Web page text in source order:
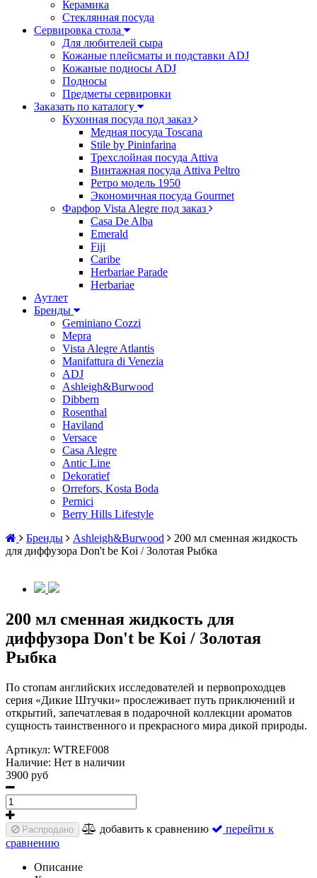
Керамика
Стеклянная посуда
Сервировка стола
Для любителей сыра
Кожаные плейсматы и подставки ADJ
Кожаные подносы ADJ
Подносы
Предметы сервировки
Заказать по каталогу
Кухонная посуда под заказ
Медная посуда Toscana
Stile by Pininfarina
Трехслойная посуда Attiva
Винтажная посуда Attiva Peltro
Ретро модель 1950
Экономичная посуда Gourmet
Фарфор Vista Alegre под заказ
Casa De Alba
Emerald
Fiji
Caribe
Herbariae Parade
Herbariae
Аутлет
Бренды
Geminiano Cozzi
Mepra
Vista Alegre Atlantis
Manifattura di Venezia
ADJ
Ashleigh&Burwood
Dibbern
Rosenthal
Haviland
Versace
Casa Alegre
Antic Line
Dekoratief
Orrefors, Kosta Boda
Pernici
Berry Hills Lifestyle
Бренды
Ashleigh&Burwood
200 мл сменная жидкость
для диффузора Don't be Koi / Золотая Рыбка
200 мл сменная жидкость для
диффузора Don't be Koi / Золотая
Рыбка
По стопам английских исследователей и первопроходцев
серия «Дикие Штучки» прослеживает путь приключений и
открытий, запечатлевая в подарочной коллекции ароматов
сущность таинственного и прекрасного мира дикой природы.
Артикул: WTREF008
Наличие: Нет в наличии
3900 руб
Распродано добавить к сравнению
перейти к
сравнению
Описание